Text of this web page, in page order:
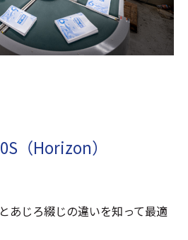
（Horizon）
あじろ綴じの違いを知って最適